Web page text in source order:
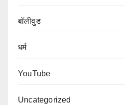
बॉलीवुड
धर्म
YouTube
Uncategorized